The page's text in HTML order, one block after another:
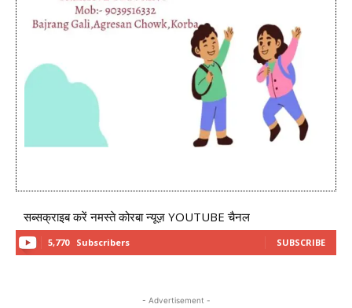
सब्सक्राइब करें नमस्ते कोरबा न्यूज़ YOUTUBE चैनल
5,770 Subscribers SUBSCRIBE
- Advertisement -